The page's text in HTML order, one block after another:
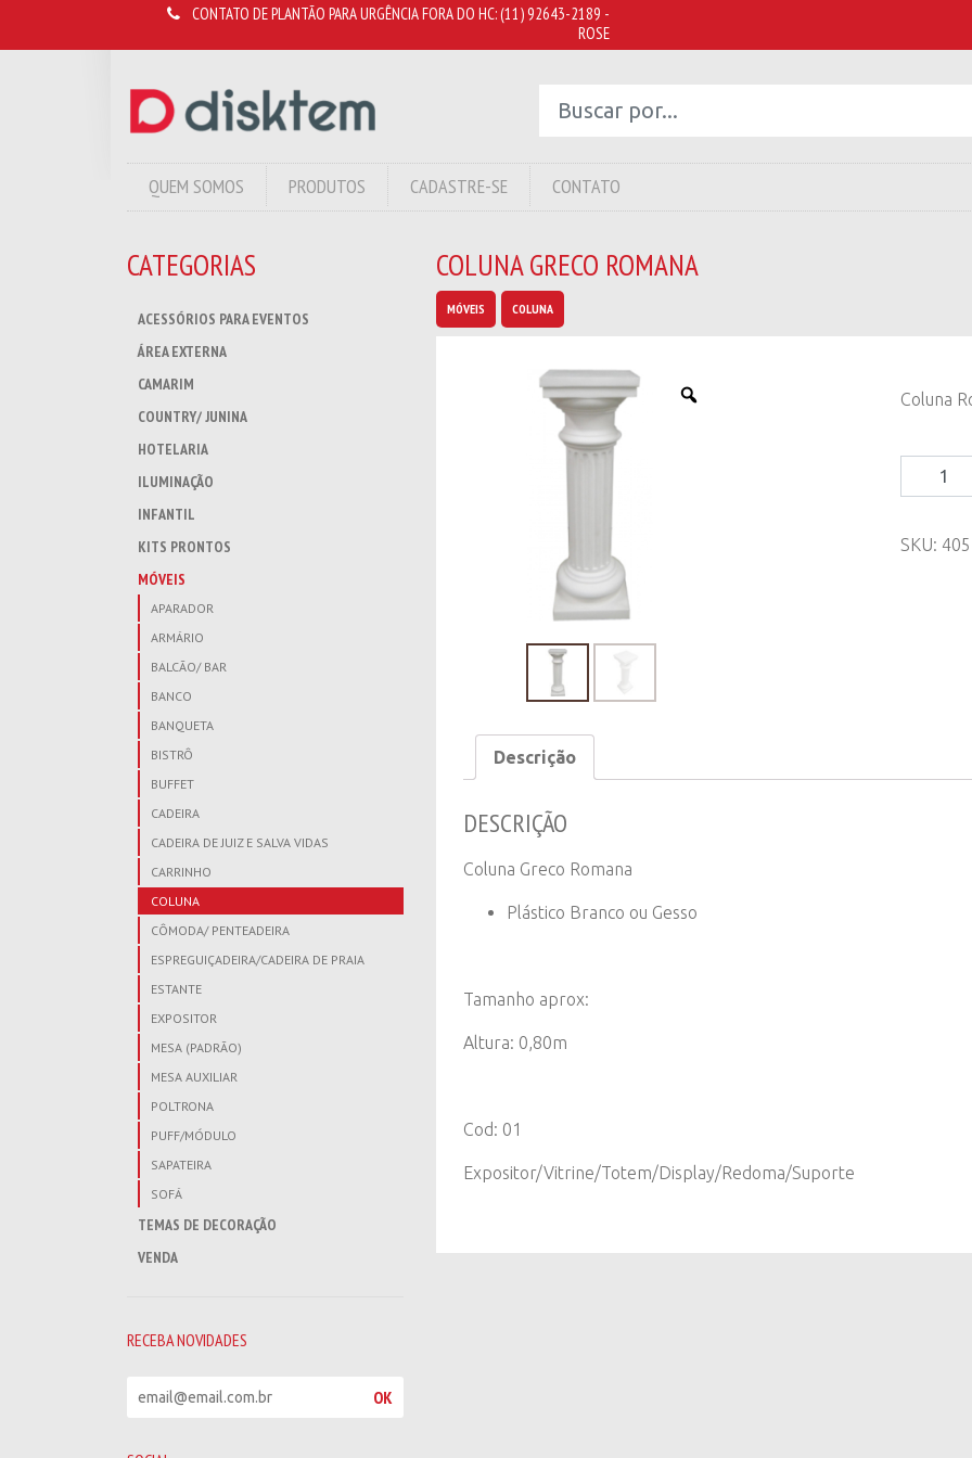
CONTATO DE PLANTÃO PARA URGÊNCIA FORA DO HC:(11) 92643-2189 -
ROSE
QUEM SOMOS PRODUTOS CADASTRE-SE CONTATO
CATEGORIAS
ACESSÓRIOS PARA EVENTOS
ÁREA EXTERNA
CAMARIM
COUNTRY/ JUNINA
HOTELARIA
ILUMINAÇÃO
INFANTIL
KITS PRONTOS
MÓVEIS
APARADOR
ARMÁRIO
BALCÃO/ BAR
BANCO
BANQUETA
BISTRÔ
BUFFET
CADEIRA
CADEIRA DE JUIZ E SALVA VIDAS
CARRINHO
COLUNA
CÔMODA/ PENTEADEIRA
ESPREGUIÇADEIRA/CADEIRA DE PRAIA
ESTANTE
EXPOSITOR
MESA (PADRÃO)
MESA AUXILIAR
POLTRONA
PUFF/MÓDULO
SAPATEIRA
SOFÁ
TEMAS DE DECORAÇÃO
VENDA
RECEBA NOVIDADES
e
OK
COLUNA GRECO ROMANA
MÓVEIS COLUNA
Coluna
Coluna
Greco
quantity
SKU:
Descrição
DESCRIÇÃO
Coluna Greco Romana
Plástico Branco ou Gesso
Tamanho aprox:
Altura: 0,80m
Cod: 01
Expositor/Vitrine/Totem/Display/Redoma/Suporte